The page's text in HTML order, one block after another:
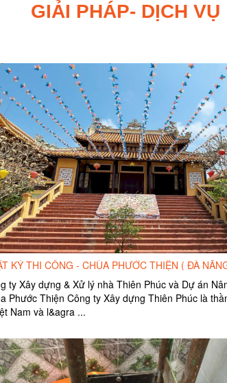
GIẢI PHÁP- DỊCH VỤ
KÝ THI CÔNG - CHÙA PHƯỚC THIỆN ( ĐÀ
ty Xây dựng & Xử lý nhà Thiên Phúc và Dự án
Phước Thiện Công ty Xây dựng Thiên Phúc là
Nam và l&agra ...